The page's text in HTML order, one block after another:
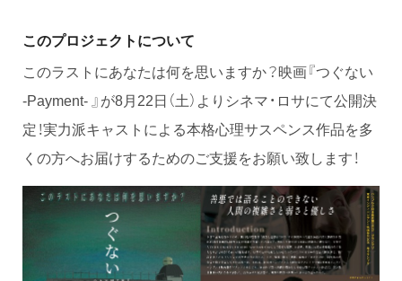
このプロジェクトについて
このラストにあなたは何を思いますか？映画『つぐない
-Payment- 』が8月22日（土）よりシネマ・ロサにて公開決
定！実力派キャストによる本格心理サスペンス作品を多
くの方へお届けするためのご支援をお願い致します！